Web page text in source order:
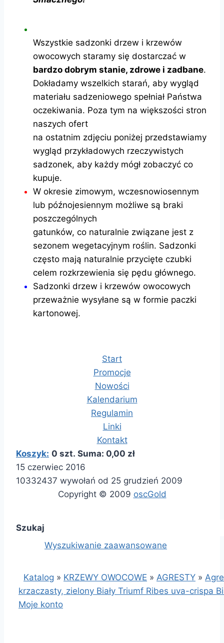
Wszystkie sadzonki drzew i krzewów
owocowych staramy się dostarczać w
bardzo dobrym stanie, zdrowe i zadbane.
Dokładamy wszelkich starań, aby wygląd
materiału sadzeniowego spełniał Państwa
oczekiwania. Poza tym na większości stron
naszych ofert
na ostatnim zdjęciu poniżej przedstawiamy
wygląd przykładowych rzeczywistych
sadzonek, aby każdy mógł zobaczyć co
kupuje.
W okresie zimowym, wczesnowiosennym
lub późnojesiennym możliwe są braki
poszczególnych
gatunków, co naturalnie związane jest z
sezonem wegetacyjnym roślin. Sadzonki
często mają naturalnie przycięte czubki
celem rozkrzewienia się pędu głównego.
Sadzonki drzew i krzewów owocowych
przeważnie wysyłane są w formie paczki
kartonowej.
Start
Promocje
Nowości
Kalendarium
Regulamin
Linki
Kontakt
Koszyk: 0 szt. Suma: 0,00 zł
15 czerwiec 2016
10332437 wywołań od 25 grudzień 2009
Copyright © 2009 oscGold
Szukaj
Wyszukiwanie zaawansowane
Katalog » KRZEWY OWOCOWE » AGRESTY »
krzaczasty, zielony Biały Triumf Ribes uva-crispa
Moje konto